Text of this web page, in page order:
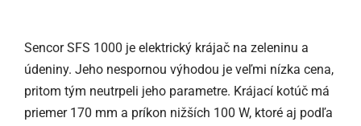
Sencor SFS 1000 je elektrický krájač na zeleninu a
údeniny. Jeho nespornou výhodou je veľmi nízka cena,
pritom tým neutrpeli jeho parametre. Krájací kotúč má
priemer 170 mm a príkon nižších 100 W, ktoré aj podľa